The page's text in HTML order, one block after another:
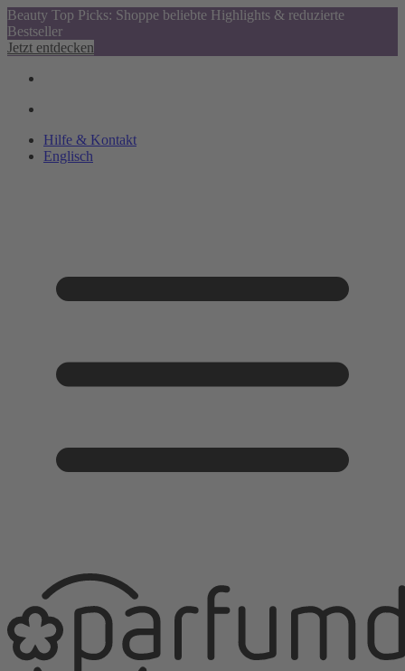
Beauty Top Picks: Shoppe beliebte Highlights & reduzierte
Bestseller
Jetzt entdecken
Hilfe & Kontakt
Englisch